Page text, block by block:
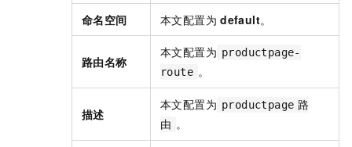
命名空间 本文配置为 default。
路由名称
本文配置为 productpage-
route 。
描述
本文配置为 productpage 路
由 。